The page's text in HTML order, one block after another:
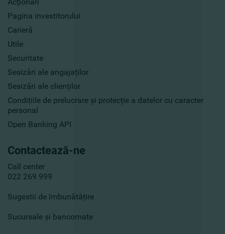
Pagina investitorului
Carieră
Utile
Securitate
Sesizări ale angajaților
Sesizări ale clienților
Condițiile de prelucrare și protecție a datelor cu caracter
personal
Open Banking API
Contactează-ne
Call center
022 269 999
Sugestii de îmbunătățire
Sucursale și bancomate